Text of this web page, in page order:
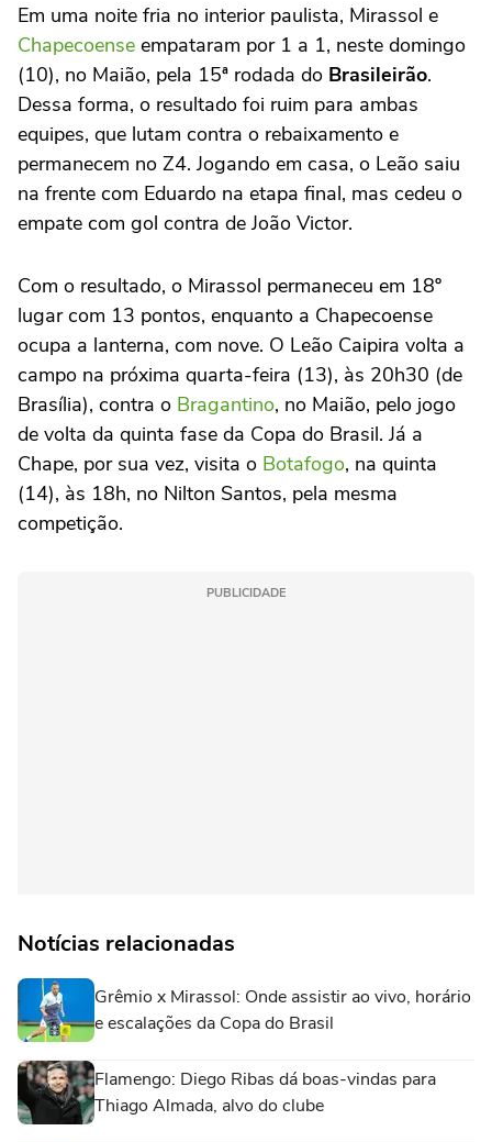
Em uma noite fria no interior paulista, Mirassol e
Chapecoense empataram por 1 a 1, neste domingo
(10), no Maião, pela 15ª rodada do Brasileirão.
Dessa forma, o resultado foi ruim para ambas
equipes, que lutam contra o rebaixamento e
permanecem no Z4. Jogando em casa, o Leão saiu
na frente com Eduardo na etapa final, mas cedeu o
empate com gol contra de João Victor.
Com o resultado, o Mirassol permaneceu em 18º
lugar com 13 pontos, enquanto a Chapecoense
ocupa a lanterna, com nove. O Leão Caipira volta a
campo na próxima quarta-feira (13), às 20h30 (de
Brasília), contra o Bragantino, no Maião, pelo jogo
de volta da quinta fase da Copa do Brasil. Já a
Chape, por sua vez, visita o Botafogo, na quinta
(14), às 18h, no Nilton Santos, pela mesma
competição.
PUBLICIDADE
Notícias relacionadas
Grêmio x Mirassol: Onde assistir ao vivo, horário
e escalações da Copa do Brasil
Flamengo: Diego Ribas dá boas-vindas para
Thiago Almada, alvo do clube